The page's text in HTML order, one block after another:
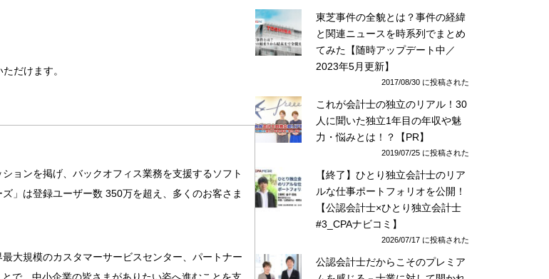
だけます。
ョンを掲げ、バックオフィス業務を支援するソフト
」は登録ユーザー数 350万を超え、多くのお客さま
大規模のカスタマーサービスセンター、パートナー
東芝事件の全貌とは？事件の経緯
と関連ニュースを時系列でまとめ
てみた【随時アップデート中／
2023年5月更新】
2017/08/30 に投稿された
これが会計士の独立のリアル！30
人に聞いた独立1年目の年収や魅
力・悩みとは！？【PR】
2019/07/25 に投稿された
【終了】ひとり独立会計士のリア
ルな仕事ポートフォリオを公開！
【公認会計士×ひとり独立会計士
#3_CPAナビコミ】
2026/07/17 に投稿された
公認会計士だからこそのプレミア